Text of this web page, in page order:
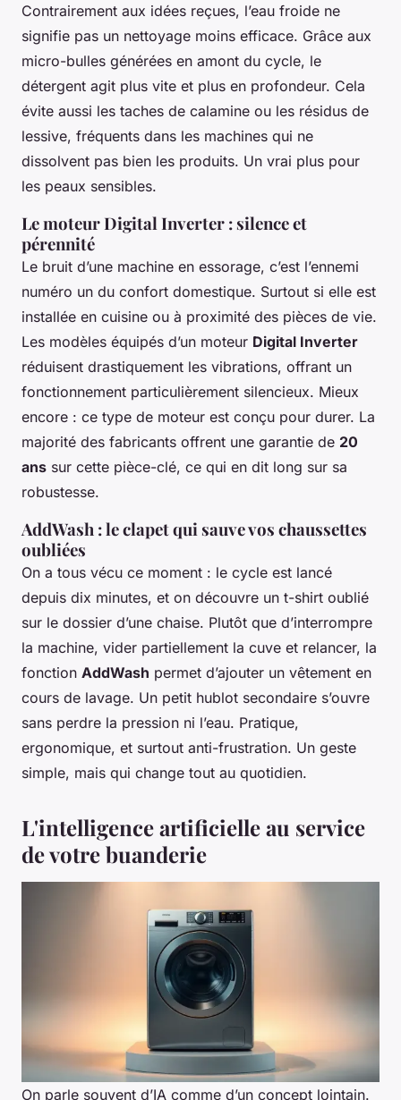
Contrairement aux idées reçues, l’eau froide ne
signifie pas un nettoyage moins efficace. Grâce aux
micro-bulles générées en amont du cycle, le
détergent agit plus vite et plus en profondeur. Cela
évite aussi les taches de calamine ou les résidus de
lessive, fréquents dans les machines qui ne
dissolvent pas bien les produits. Un vrai plus pour
les peaux sensibles.
Le moteur Digital Inverter : silence et
pérennité
Le bruit d’une machine en essorage, c’est l’ennemi
numéro un du confort domestique. Surtout si elle est
installée en cuisine ou à proximité des pièces de vie.
Les modèles équipés d’un moteur Digital Inverter
réduisent drastiquement les vibrations, offrant un
fonctionnement particulièrement silencieux. Mieux
encore : ce type de moteur est conçu pour durer. La
majorité des fabricants offrent une garantie de 20
ans sur cette pièce-clé, ce qui en dit long sur sa
robustesse.
AddWash : le clapet qui sauve vos chaussettes
oubliées
On a tous vécu ce moment : le cycle est lancé
depuis dix minutes, et on découvre un t-shirt oublié
sur le dossier d’une chaise. Plutôt que d’interrompre
la machine, vider partiellement la cuve et relancer, la
fonction AddWash permet d’ajouter un vêtement en
cours de lavage. Un petit hublot secondaire s’ouvre
sans perdre la pression ni l’eau. Pratique,
ergonomique, et surtout anti-frustration. Un geste
simple, mais qui change tout au quotidien.
L'intelligence artificielle au service
de votre buanderie
On parle souvent d’IA comme d’un concept lointain.